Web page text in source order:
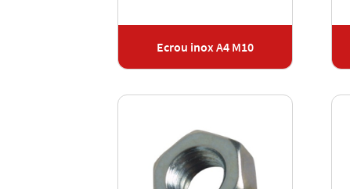
Ecrou inox A4 M10